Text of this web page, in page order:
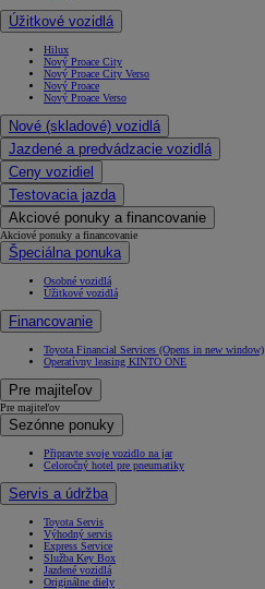
Úžitkové vozidlá
Hilux
Nový Proace City
Nový Proace City Verso
Nový Proace
Nový Proace Verso
Nové (skladové) vozidlá
Jazdené a predvádzacie vozidlá
Ceny vozidiel
Testovacia jazda
Akciové ponuky a financovanie
Akciové ponuky a financovanie
Špeciálna ponuka
Osobné vozidlá
Úžitkové vozidlá
Financovanie
Toyota Financial Services (Opens in new window)
Operatívny leasing KINTO ONE
Pre majiteľov
Pre majiteľov
Sezónne ponuky
Připravte svoje vozidlo na jar
Celoročný hotel pre pneumatiky
Servis a údržba
Toyota Servis
Výhodný servis
Express Service
Služba Key Box
Jazdené vozidlá
Originálne diely